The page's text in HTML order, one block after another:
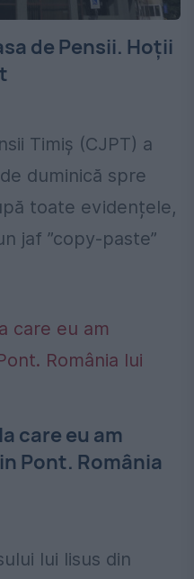
de Pensii. Hoții
Timiș (CJPT) a
duminică spre
toate evidențele,
jaf ”copy-paste”
care eu am
Pont. România
lui Iisus din